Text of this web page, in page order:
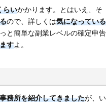
らいかかります。とはいえ、そ
ので、詳しくは気になっている
と簡単な副業レベルの確定申告
すよ。
務所を紹介してきましたが、い